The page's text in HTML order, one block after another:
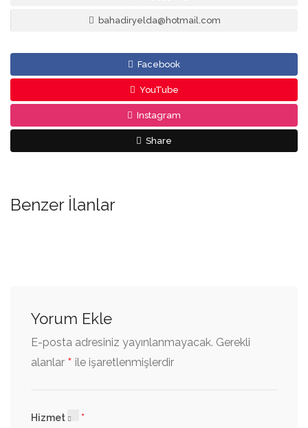
bahadiryelda@hotmail.com
Facebook
YouTube
Instagram
Share
Benzer İlanlar
Yorum Ekle
E-posta adresiniz yayınlanmayacak. Gerekli
alanlar * ile işaretlenmişlerdir
Hizmet